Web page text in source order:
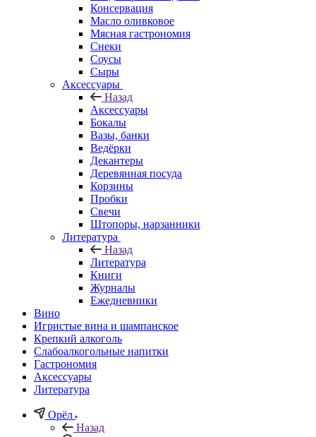
Консервация
Масло оливковое
Мясная гастрономия
Снеки
Соусы
Сыры
Аксессуары
Назад
Аксессуары
Бокалы
Вазы, банки
Ведёрки
Декантеры
Деревянная посуда
Корзины
Пробки
Свечи
Штопоры, нарзанники
Литература
Назад
Литература
Книги
Журналы
Ежедневники
Вино
Игристые вина и шампанское
Крепкий алкоголь
Слабоалкогольные напитки
Гастрономия
Аксессуары
Литература
Орёл
Назад